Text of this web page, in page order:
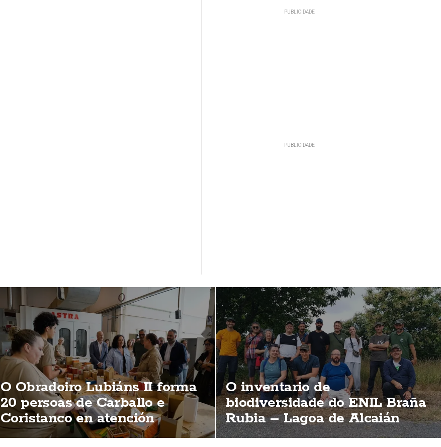
O Obradoiro Lubiáns II forma
20 persoas de Carballo e
Coristanco en atención
sociosanitaria e madeira
O inventario de
biodiversidade do ENIL Braña
Rubia – Lagoa de Alcaián
supera xa as 500 especies